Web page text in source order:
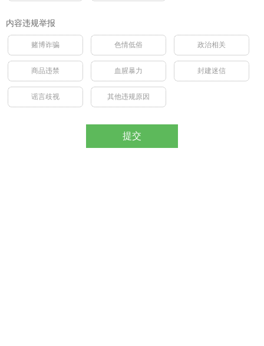
内容违规举报
赌博诈骗 色情低俗 政治相关
商品违禁 血腥暴力 封建迷信
谣言歧视 其他违规原因
提交